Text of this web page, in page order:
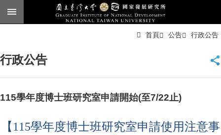
跳到主要內容區塊
臺
頁
首頁 公告 行政公告
行政公告
115學年度博士班研究室申請開始(至7/22止)
【115學年度博士班研究室申請使用注意事